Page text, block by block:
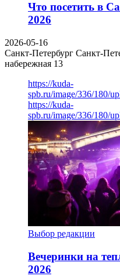
Что посетить в
2026
2026-05-16
Санкт-Петербург Санкт-
набережная 13
https://kuda-
spb.ru/image/336/180/
https://kuda-
spb.ru/image/336/180/
Выбор редакции
Вечеринки на
2026